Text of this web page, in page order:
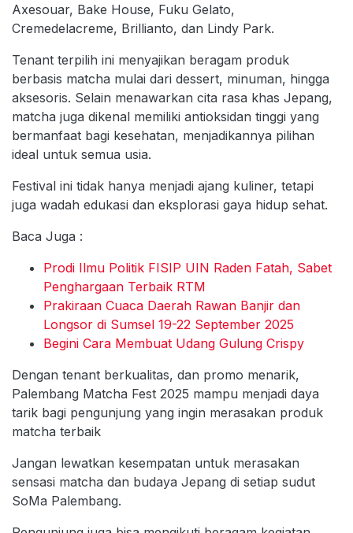
Axesouar, Bake House, Fuku Gelato,
Cremedelacreme, Brillianto, dan Lindy Park.
Tenant terpilih ini menyajikan beragam produk
berbasis matcha mulai dari dessert, minuman, hingga
aksesoris. Selain menawarkan cita rasa khas Jepang,
matcha juga dikenal memiliki antioksidan tinggi yang
bermanfaat bagi kesehatan, menjadikannya pilihan
ideal untuk semua usia.
Festival ini tidak hanya menjadi ajang kuliner, tetapi
juga wadah edukasi dan eksplorasi gaya hidup sehat.
Baca Juga :
Prodi Ilmu Politik FISIP UIN Raden Fatah, Sabet
Penghargaan Terbaik RTM
Prakiraan Cuaca Daerah Rawan Banjir dan
Longsor di Sumsel 19-22 September 2025
Begini Cara Membuat Udang Gulung Crispy
Dengan tenant berkualitas, dan promo menarik,
Palembang Matcha Fest 2025 mampu menjadi daya
tarik bagi pengunjung yang ingin merasakan produk
matcha terbaik
Jangan lewatkan kesempatan untuk merasakan
sensasi matcha dan budaya Jepang di setiap sudut
SoMa Palembang.